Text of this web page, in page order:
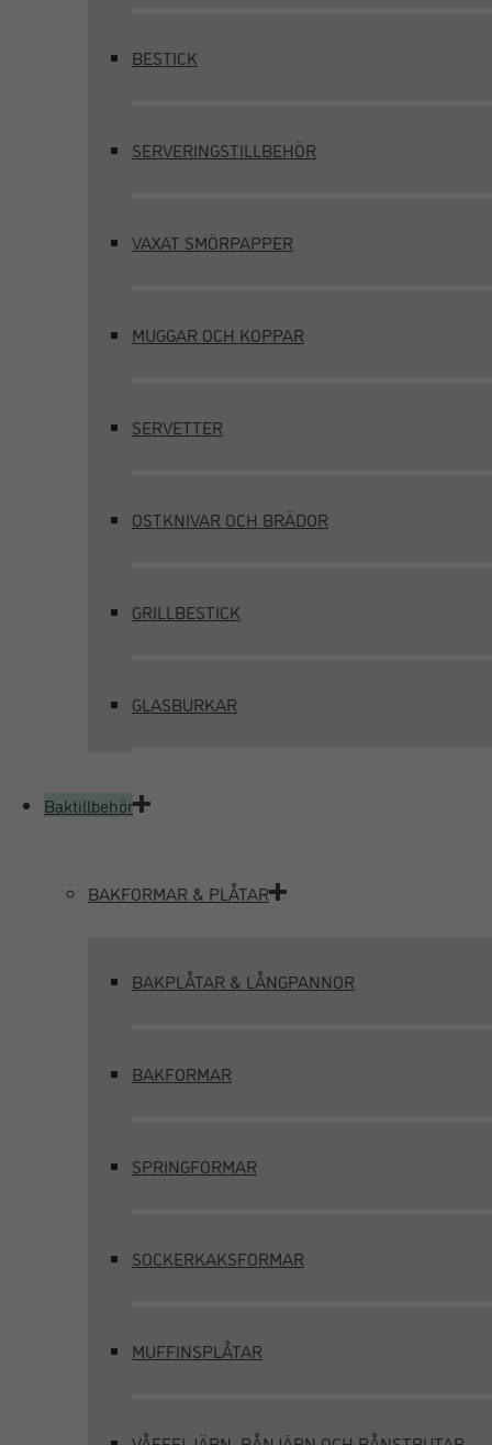
BESTICK
SERVERINGSTILLBEHÖR
VAXAT SMÖRPAPPER
MUGGAR OCH KOPPAR
SERVETTER
OSTKNIVAR OCH BRÄDOR
GRILLBESTICK
GLASBURKAR
Baktillbehör
BAKFORMAR & PLÅTAR
BAKPLÅTAR & LÅNGPANNOR
BAKFORMAR
SPRINGFORMAR
SOCKERKAKSFORMAR
MUFFINSPLÅTAR